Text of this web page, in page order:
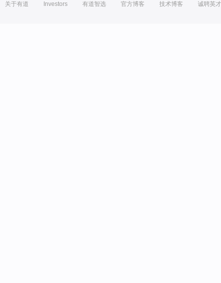
关于有道 Investors 有道智选 官方博客 技术博客 诚聘英才